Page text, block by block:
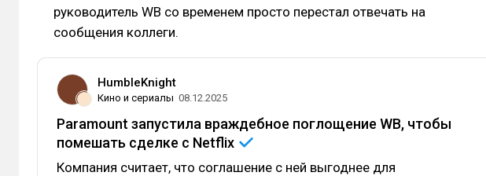
руководитель WB со временем просто перестал отвечать на
сообщения коллеги.
HumbleKnight
Кино и сериалы 08.12.2025
Paramount запустила враждебное поглощение WB, чтобы
помешать сделке с Netflix
Компания считает, что соглашение с ней выгоднее для